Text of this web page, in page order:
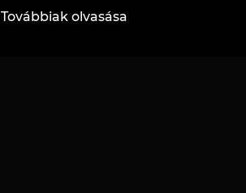
Továbbiak olvasása